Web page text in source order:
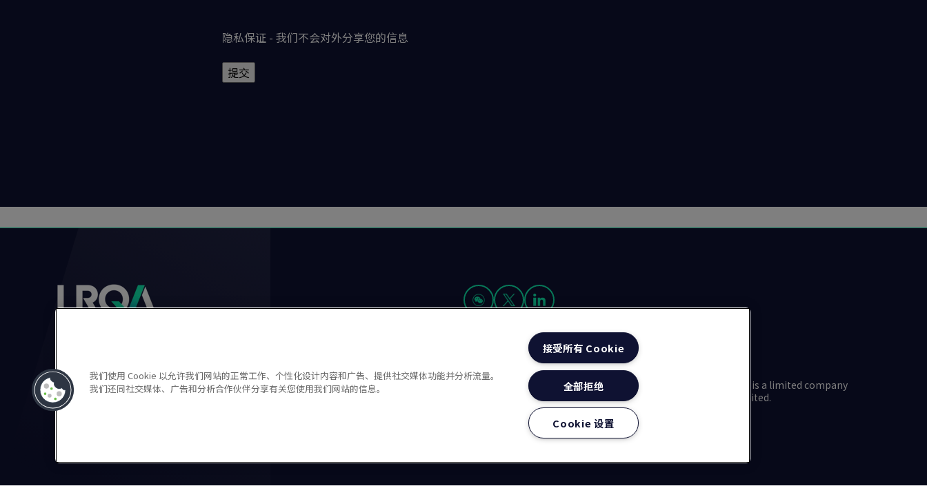
隐私保证 - 我们不会对外分享您的信息
提交
招贤纳士 (英文)
LRQA and any variants are trading names of LRQA Group Limited, its subsidiaries and affiliates. LRQA Group Limited, registered number 1217474, is a limited company
registered in England and Wales. Registered office: 1, Trinity Park, Bickenhill Lane, Birmingham B37 7ES. © 2025 LRQA Group Limited.
沪ICP备2023029947号-1沪公网安备31010102008508号
我们使用 Cookie 以允许我们网站的正常工作、个性化设计内容和广告、提供社交媒体功能并分析流量。
我们还同社交媒体、广告和分析合作伙伴分享有关您使用我们网站的信息。
接受所有 Cookie
全部拒绝
Cookie 设置